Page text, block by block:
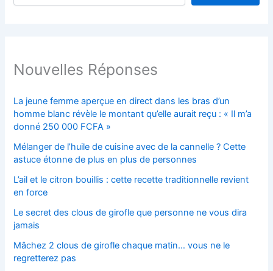
Nouvelles Réponses
La jeune femme aperçue en direct dans les bras d’un
homme blanc révèle le montant qu’elle aurait reçu : « Il m’a
donné 250 000 FCFA »
Mélanger de l’huile de cuisine avec de la cannelle ? Cette
astuce étonne de plus en plus de personnes
L’ail et le citron bouillis : cette recette traditionnelle revient
en force
Le secret des clous de girofle que personne ne vous dira
jamais
Mâchez 2 clous de girofle chaque matin… vous ne le
regretterez pas